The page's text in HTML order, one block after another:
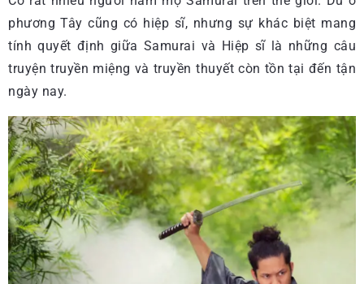
phương Tây cũng có hiệp sĩ, nhưng sự khác biệt mang
tính quyết định giữa Samurai và Hiệp sĩ là những câu
truyện truyền miệng và truyền thuyết còn tồn tại đến tận
ngày nay.